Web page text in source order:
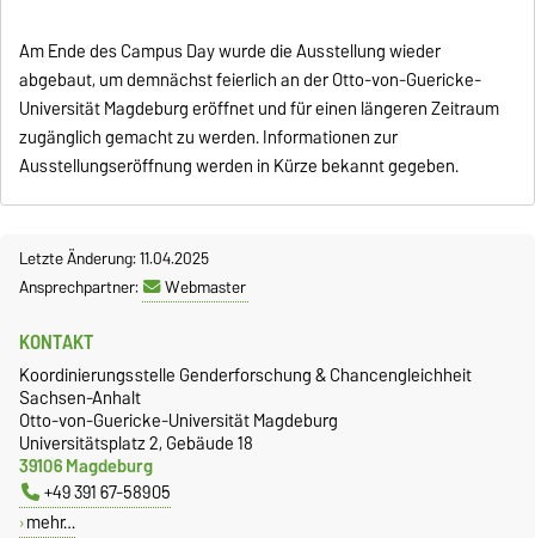
Am Ende des Campus Day wurde die Ausstellung wieder
abgebaut, um demnächst feierlich an der Otto-von-Guericke-
Universität Magdeburg eröffnet und für einen längeren Zeitraum
zugänglich gemacht zu werden. Informationen zur
Ausstellungseröffnung werden in Kürze bekannt gegeben.
Letzte Änderung: 11.04.2025
Ansprechpartner:
Webmaster
KONTAKT
Koordinierungsstelle Genderforschung & Chancengleichheit
Sachsen-Anhalt
Otto-von-Guericke-Universität Magdeburg
Universitätsplatz 2, Gebäude 18
39106 Magdeburg
+49 391 67-58905
mehr…